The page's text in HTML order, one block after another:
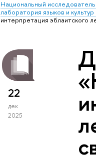
Национальный
лаборатория языков и
интерпретация эблаитского
22
дек
2025